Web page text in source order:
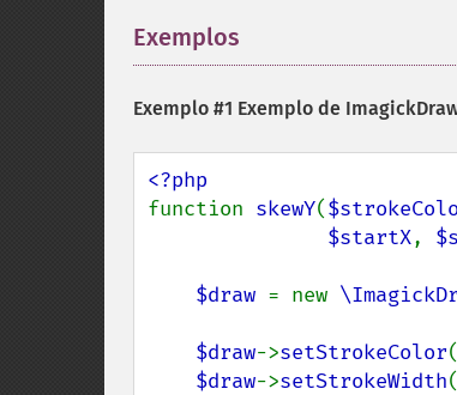
Exemplos
Exemplo #1 Exemplo de
function skewY(
$startX,
$draw = new
$draw->setStrokeColor(
$draw->setStrokeWidth(